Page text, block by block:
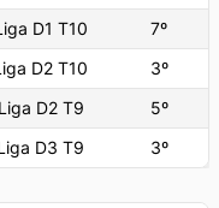
D1 T10 7º
D2 T10 3º
Liga D2 T9 5º
D3 T9 3º